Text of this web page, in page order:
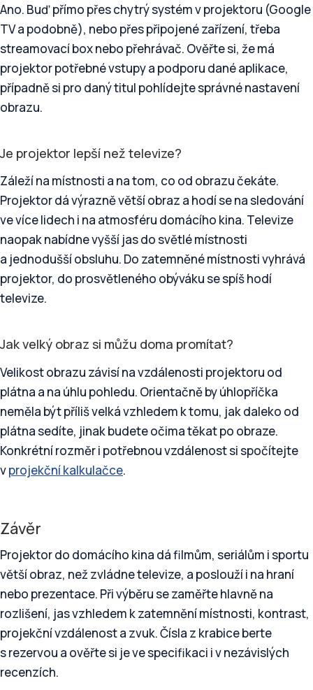
Ano. Buď přímo přes chytrý systém v projektoru (Google
TV a podobně), nebo přes připojené zařízení, třeba
streamovací box nebo přehrávač. Ověřte si, že má
projektor potřebné vstupy a podporu dané aplikace,
případně si pro daný titul pohlídejte správné nastavení
obrazu.
Je projektor lepší než televize?
Záleží na místnosti a na tom, co od obrazu čekáte.
Projektor dá výrazně větší obraz a hodí se na sledování
ve více lidech i na atmosféru domácího kina. Televize
naopak nabídne vyšší jas do světlé místnosti
a jednodušší obsluhu. Do zatemněné místnosti vyhrává
projektor, do prosvětleného obýváku se spíš hodí
televize.
Jak velký obraz si můžu doma promítat?
Velikost obrazu závisí na vzdálenosti projektoru od
plátna a na úhlu pohledu. Orientačně by úhlopříčka
neměla být příliš velká vzhledem k tomu, jak daleko od
plátna sedíte, jinak budete očima těkat po obraze.
Konkrétní rozměr i potřebnou vzdálenost si spočítejte
vprojekční kalkulačce.
Závěr
Projektor do domácího kina dá filmům, seriálům i sportu
větší obraz, než zvládne televize, a poslouží i na hraní
nebo prezentace. Při výběru se zaměřte hlavně na
rozlišení, jas vzhledem k zatemnění místnosti, kontrast,
projekční vzdálenost a zvuk. Čísla z krabice berte
s rezervou a ověřte si je ve specifikaci i v nezávislých
recenzích.